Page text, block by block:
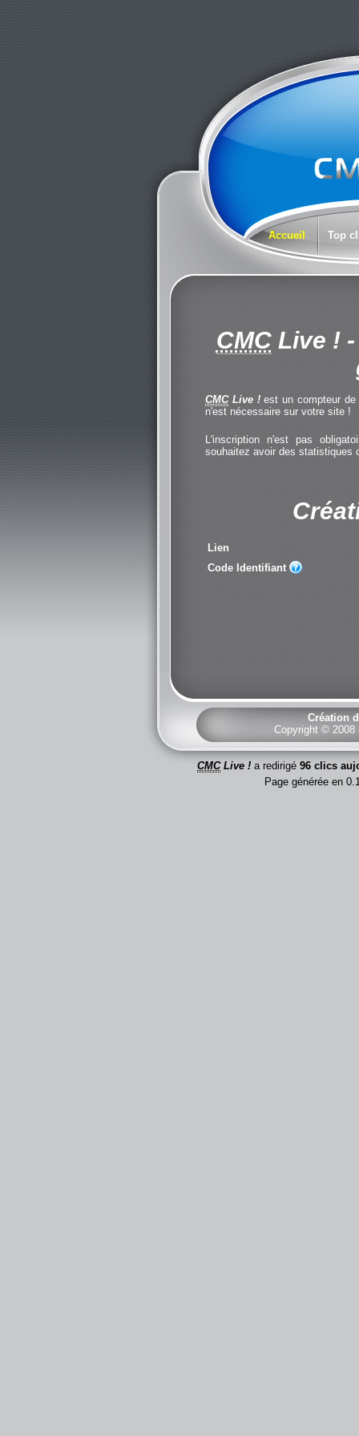
Accueil Top
CMCLive !-
CMCLive !est un compteur de
n'est nécessaire sur votre site !
L'inscription n'est pas
souhaitez avoir des statistiques
Lien
Code Identifiant
Création
Copyright © 2008
CMCLive ! a redirigé 96 clics
Page générée en